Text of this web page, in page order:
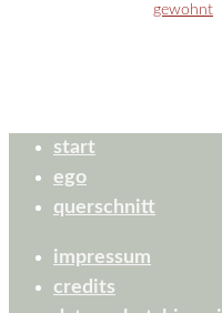
gewohnt
start
ego
querschnitt
impressum
credits